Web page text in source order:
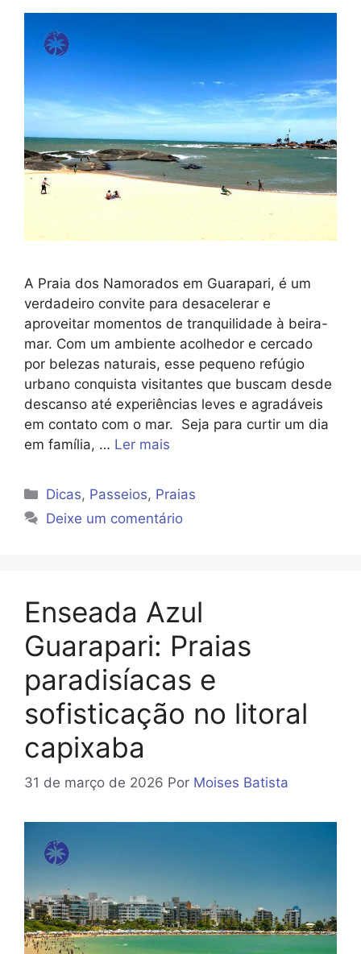
A Praia dos Namorados em Guarapari, é um
verdadeiro convite para desacelerar e
aproveitar momentos de tranquilidade à beira-
mar. Com um ambiente acolhedor e cercado
por belezas naturais, esse pequeno refúgio
urbano conquista visitantes que buscam desde
descanso até experiências leves e agradáveis
em contato com o mar. Seja para curtir um dia
em família, … Ler mais
Categorias
Dicas, Passeios, Praias
Deixe um comentário
Enseada Azul
Guarapari: Praias
paradisíacas e
sofisticação no litoral
capixaba
31 de março de 2026 Por Moises Batista